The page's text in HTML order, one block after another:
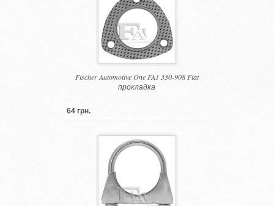
Fischer Automotive One FA1 330-908 Fiat
прокладка
64 грн.